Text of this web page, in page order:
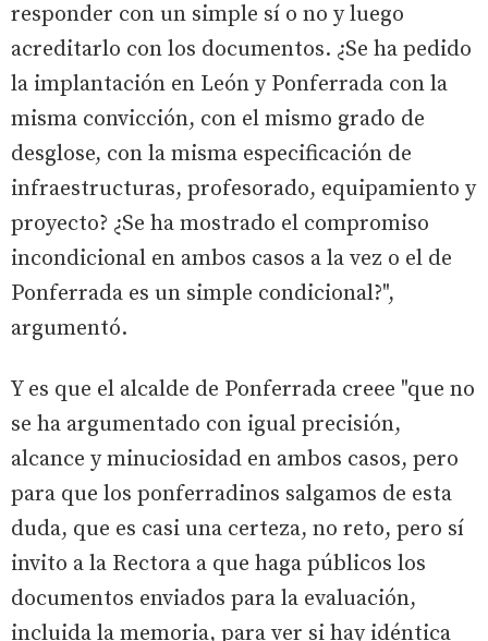
responder con un simple sí o no y luego
acreditarlo con los documentos. ¿Se ha pedido
la implantación en León y Ponferrada con la
misma convicción, con el mismo grado de
desglose, con la misma especificación de
infraestructuras, profesorado, equipamiento y
proyecto? ¿Se ha mostrado el compromiso
incondicional en ambos casos a la vez o el de
Ponferrada es un simple condicional?",
argumentó.
Y es que el alcalde de Ponferrada creee "que no
se ha argumentado con igual precisión,
alcance y minuciosidad en ambos casos, pero
para que los ponferradinos salgamos de esta
duda, que es casi una certeza, no reto, pero sí
invito a la Rectora a que haga públicos los
documentos enviados para la evaluación,
incluida la memoria, para ver si hay idéntica